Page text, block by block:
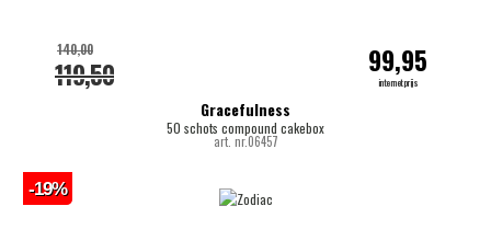
Gracefulness
50 schots compound cakebox
art. nr.06457
119,50
140,00 99,95
internetprijs
-19%